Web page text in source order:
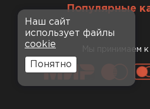
Популярные
Мы принимаем к
Наш сайт
использует файлы
cookie
Понятно